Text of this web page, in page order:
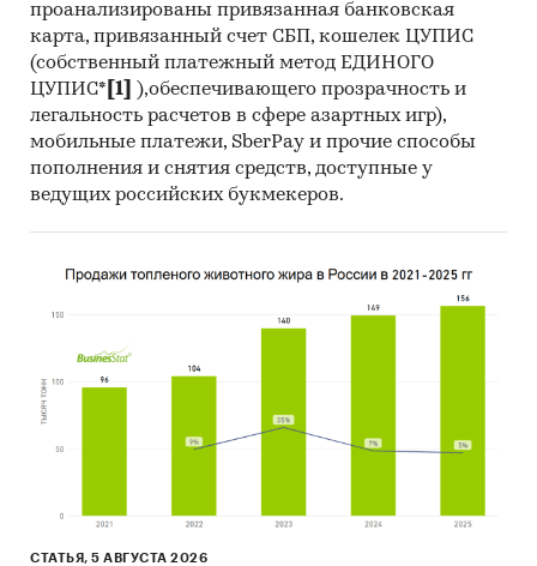
проанализированы привязанная банковская
карта, привязанный счет СБП, кошелек ЦУПИС
(собственный платежный метод ЕДИНОГО
ЦУПИС* [1]
),обеспечивающего прозрачность и
легальность расчетов в сфере азартных игр),
мобильные платежи, SberPay и прочие способы
пополнения и снятия средств, доступные у
ведущих российских букмекеров.
СТАТЬЯ, 5 АВГУСТА 2026